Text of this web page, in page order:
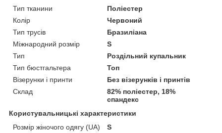
Тип тканини
Поліестер
Колір
Червоний
Тип трусів
Бразиліана
Міжнародний розмір
S
Тип
Роздільний купальник
Тип бюстгальтера
Топ
Візерунки і принти
Без візерунків і принтів
Склад
82% поліестер, 18%
спандекс
Користувальницькі характеристики
Розмір жіночого одягу (UA)
S